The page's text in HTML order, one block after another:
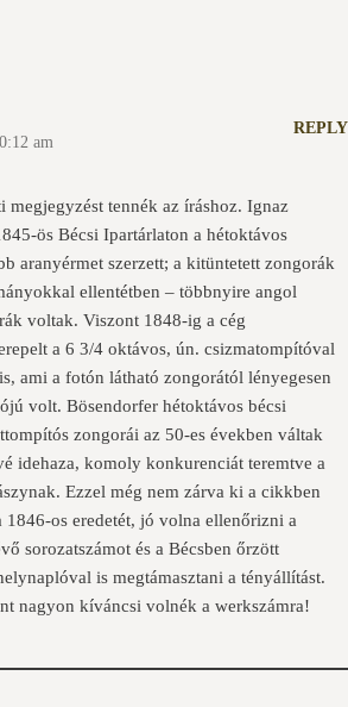
am
REPLY
megjegyzést tennék az íráshoz. Ignaz
ös Bécsi Ipartárlaton a hétoktávos
aranyérmet szerzett; a kitüntetett zongorák
ellentétben – többnyire angol
voltak. Viszont 1848-ig a cég
a 6 3/4 oktávos, ún. csizmatompítóval
ami a fotón látható zongorától lényegesen
volt. Bösendorfer hétoktávos bécsi
zongorái az 50-es években váltak
idehaza, komoly konkurenciát teremtve a
Ezzel még nem zárva ki a cikkben
1846-os eredetét, jó volna ellenőrizni a
sorozatszámot és a Bécsben őrzött
is megtámasztani a tényállítást.
nagyon kíváncsi volnék a werkszámra!